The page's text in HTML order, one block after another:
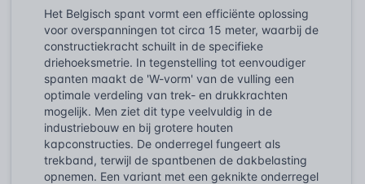
Het Belgisch spant vormt een efficiënte oplossing
voor overspanningen tot circa 15 meter, waarbij de
constructiekracht schuilt in de specifieke
driehoeksmetrie. In tegenstelling tot eenvoudiger
spanten maakt de 'W-vorm' van de vulling een
optimale verdeling van trek- en drukkrachten
mogelijk. Men ziet dit type veelvuldig in de
industriebouw en bij grotere houten
kapconstructies. De onderregel fungeert als
trekband, terwijl de spantbenen de dakbelasting
opnemen. Een variant met een geknikte onderregel